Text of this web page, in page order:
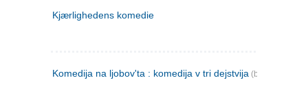
Kjærlighedens komedie
Komedija na ljobov'ta : komedija v tri dejstvija (bulgarsk)